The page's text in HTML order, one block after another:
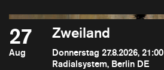
27
Aug
Zweiland
Donnerstag 27.8.2026, 21:00
Radialsystem, Berlin DE